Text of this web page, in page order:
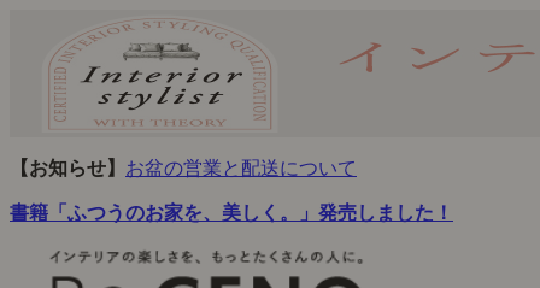
【お知らせ】 お盆の営業と配送について
書籍「ふつうのお家を、美しく。」発売しました！